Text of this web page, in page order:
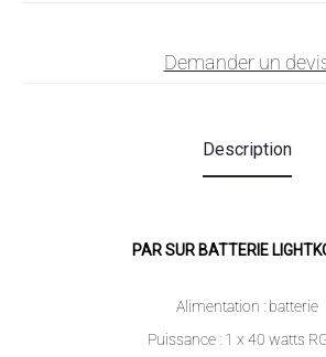
Demander un
Description
PAR SUR BATTERIE
Alimentation : batterie
Puissance : 1 x 40 watts